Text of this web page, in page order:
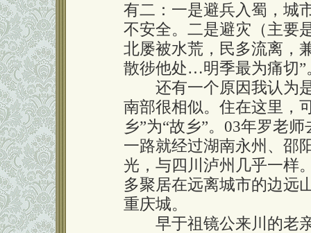
有二：一是避兵入蜀，城
不安全。二是避灾（主要
北屡被水荒，民多流离，
散徏他处…明季最为痛切”
还有一个原因我认为是
南部很相似。住在这里，
乡”为“故乡”。03年罗老
一路就经过湖南永州、邵
光，与四川泸州几乎一样
多聚居在远离城市的边远
重庆城。
早于祖镜公来川的老亲